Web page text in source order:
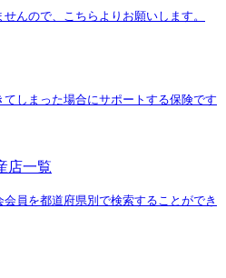
んので、こちらよりお願いします。
しまった場合にサポートする保険です
店一覧
員を都道府県別で検索することができ